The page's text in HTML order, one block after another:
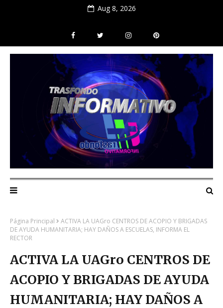
Aug 8, 2026
Página Principal
ACTIVA LA UAGro CENTROS DE ACOPIO Y BRIGADAS
DE AYUDA HUMANITARIA; HAY DAÑOS A ESCUELAS, INFORMA EL
RECTOR
ACTIVA LA UAGro CENTROS DE
ACOPIO Y BRIGADAS DE AYUDA
HUMANITARIA; HAY DAÑOS A